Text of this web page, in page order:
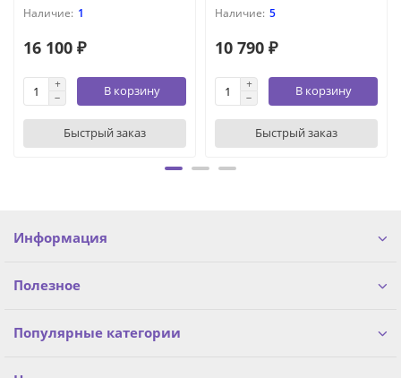
1
16 100 ₽
В корзину
Быстрый заказ
5
10 790 ₽
В корзину
Быстрый заказ
Информация
Полезное
Популярные категории